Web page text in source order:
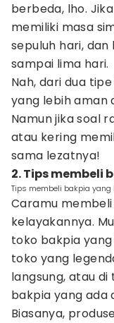
berbeda, lho.
memiliki masa
sepuluh hari,
sampai lima hari.
Nah, dari dua
yang lebih aman
Namun jika soal
atau kering
sama lezatnya!
2. Tips membeli
Tips membeli bakpia
Caramu
kelayakannya.
toko bakpia
toko yang
langsung, atau
bakpia yang ada
Biasanya,